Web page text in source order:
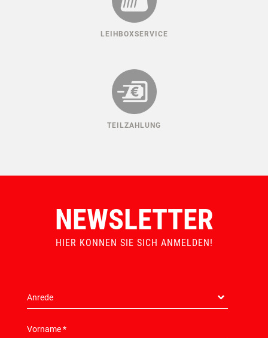
LEIHBOXSERVICE
TEILZAHLUNG
NEWSLETTER
HIER KONNEN SIE SICH ANMELDEN!